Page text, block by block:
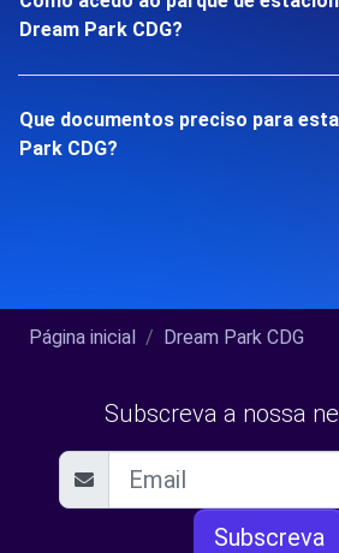
Dream Park CDG?
Que documentos preciso para
Park CDG?
Página inicial Dream Park CDG
Subscreva a nossa
Subscreva